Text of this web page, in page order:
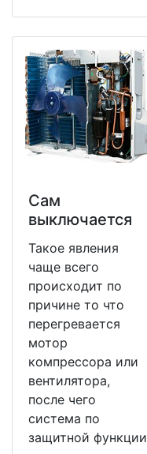
Сам
выключается
Такое явления
чаще всего
происходит по
причине то что
перегревается
мотор
компрессора или
вентилятора,
после чего
система по
защитной функции